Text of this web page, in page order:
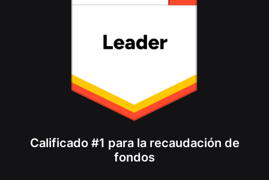
Calificado #1 para la recaudación de
fondos